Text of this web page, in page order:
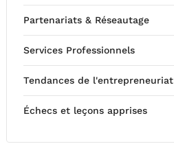
Partenariats & Réseautage
Services Professionnels
Tendances de l'entrepreneuriat
Échecs et leçons apprises